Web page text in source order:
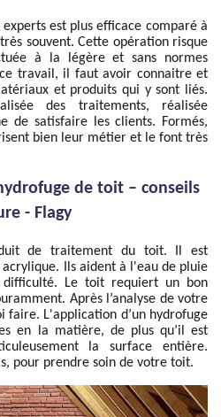
est plus efficace comparé à
souvent. Cette opération risque
à la légère et sans normes
travail, il faut avoir connaitre et
et produits qui y sont liés.
des traitements, réalisée
de satisfaire les clients. Formés,
bien leur métier et le font très
de toit – conseils
- Flagy
de traitement du toit. Il est
Ils aident à l'eau de pluie
Le toit requiert un bon
Après l’analyse de votre
faire. L'application d’un hydrofuge
en la matière, de plus qu’il est
la surface entière.
pour prendre soin de votre toit.